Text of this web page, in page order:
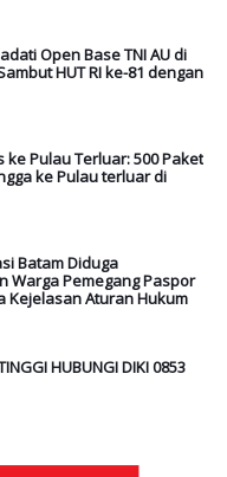
Open Base TNI AU di
HUT RI ke-81 dengan
ke Pulau Terluar: 500 Paket
ke Pulau terluar di
Batam Diduga
Warga Pemegang Paspor
Kejelasan Aturan Hukum
HUBUNGI DIKI 0853